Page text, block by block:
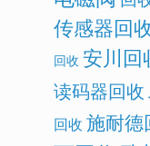
传感器回
回收 安川回
读码器回收
回收 施耐德